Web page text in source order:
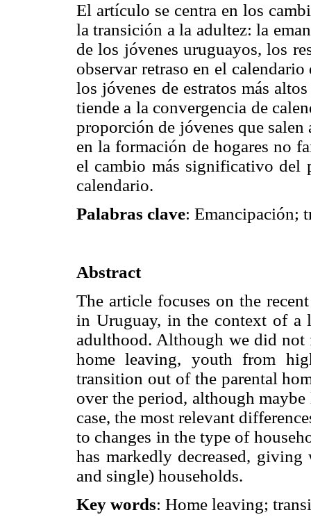
El artículo se centra en los
la transición a la adultez: la
de los jóvenes uruguayos, los
observar retraso en el
los jóvenes de estratos más
tiende a la convergencia de
proporción de jóvenes que
en la formación de hogares no
el cambio más significativo del
calendario.
Palabras clave: Emancipación;
Abstract
The article focuses on the
in Uruguay, in the context of a
adulthood. Although we did not
home leaving, youth from
transition out of the parental
over the period, although
case, the most relevant
to changes in the type of
has markedly decreased,
and single) households.
Key words: Home leaving;